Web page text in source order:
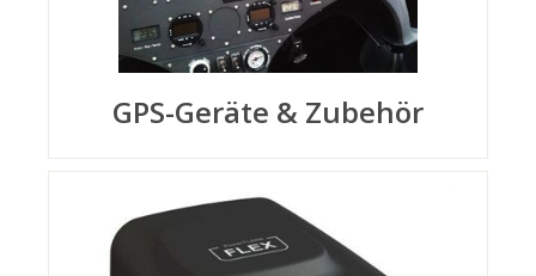
GPS-Geräte & Zubehör